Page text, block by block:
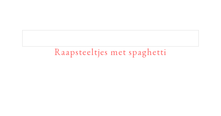
Raapsteeltjes met spaghetti